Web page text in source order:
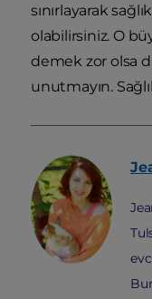
sınırlayarak
olabilirsiniz. O
demek zor olsa
unutmayın.